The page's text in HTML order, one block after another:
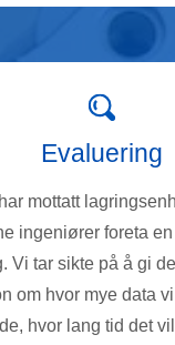
Evaluering
mottatt
ingeniører foreta
Vi tar sikte på å gi
om hvor mye data
hvor lang tid det vil